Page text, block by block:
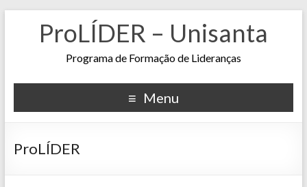
ProLÍDER – Unisanta
Programa de Formação de Lideranças
Menu
ProLÍDER